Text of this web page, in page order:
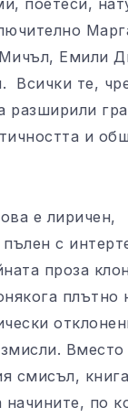
Емили
Всички те,
разширили
и
е лиричен,
с
проза
плътно
Вместо
смисъл,
начините, по